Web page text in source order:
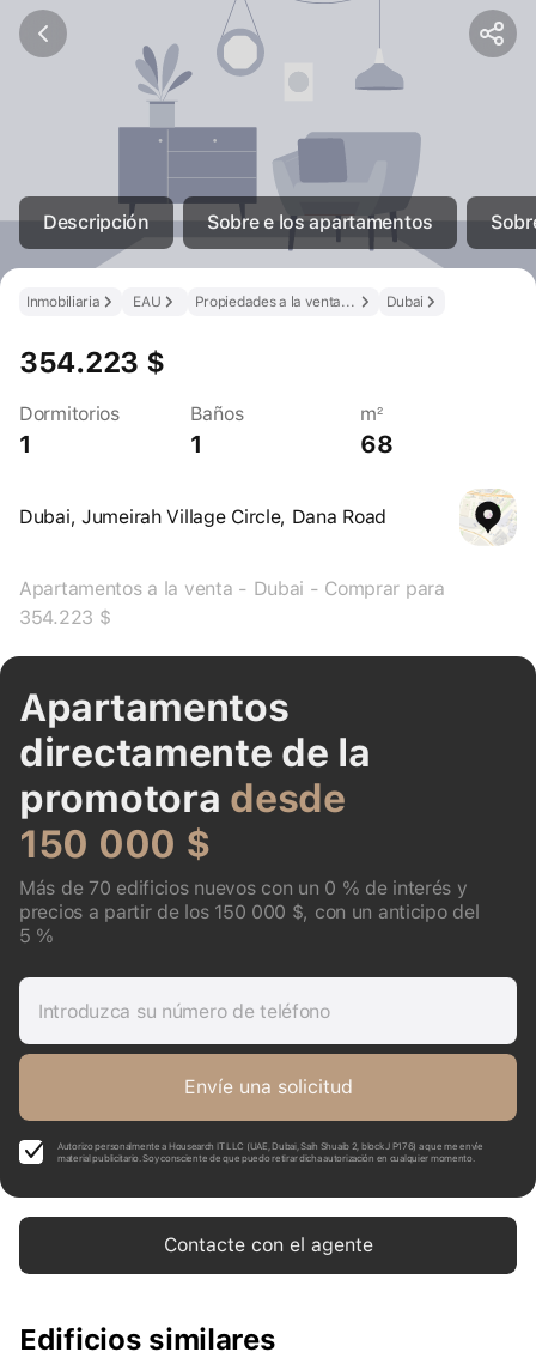
Descripción Sobre e los apartamentos
Dubai
Propiedades a la venta en los EAU
EAU
Inmobiliaria
354.223 $
Dormitorios
1
Baños
1
m²
68
Dubai, Jumeirah Village Circle, Dana Road
Apartamentos a la venta - Dubai - Comprar para
354.223 $
Apartamentos
directamente de la
promotora desde
150 000 $
Más de 70 edificios nuevos con un 0 % de interés y
precios a partir de los 150 000 $, con un anticipo del
5 %
Introduzca su número de teléfono
Envíe una solicitud
Autorizo personalmente a Housearch IT LLC (UAE, Dubai, Saih Shuaib 2, block J P176) a que me envíe
material publicitario. Soy consciente de que puedo retirar dicha autorización en cualquier momento.
Contacte con el agente
Edificios similares